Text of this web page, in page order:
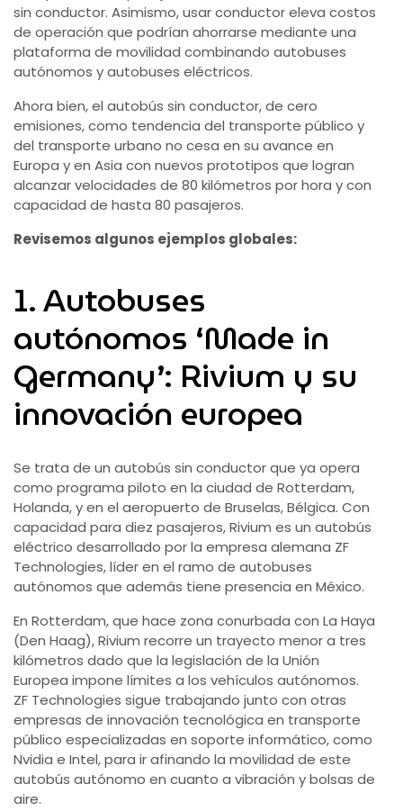
sin conductor. Asimismo, usar conductor eleva costos
de operación que podrían ahorrarse mediante una
plataforma de movilidad combinando autobuses
autónomos y autobuses eléctricos.
Ahora bien, el autobús sin conductor, de cero
emisiones, como tendencia del transporte público y
del transporte urbano no cesa en su avance en
Europa y en Asia con nuevos prototipos que logran
alcanzar velocidades de 80 kilómetros por hora y con
capacidad de hasta 80 pasajeros.
Revisemos algunos ejemplos globales:
1. Autobuses
autónomos ‘Made in
Germany’: Rivium y su
innovación europea
Se trata de un autobús sin conductor que ya opera
como programa piloto en la ciudad de Rotterdam,
Holanda, y en el aeropuerto de Bruselas, Bélgica. Con
capacidad para diez pasajeros, Rivium es un autobús
eléctrico desarrollado por la empresa alemana ZF
Technologies, líder en el ramo de autobuses
autónomos que además tiene presencia en México.
En Rotterdam, que hace zona conurbada con La Haya
(Den Haag), Rivium recorre un trayecto menor a tres
kilómetros dado que la legislación de la Unión
Europea impone límites a los vehículos autónomos.
ZF Technologies sigue trabajando junto con otras
empresas de innovación tecnológica en transporte
público especializadas en soporte informático, como
Nvidia e Intel, para ir afinando la movilidad de este
autobús autónomo en cuanto a vibración y bolsas de
aire.